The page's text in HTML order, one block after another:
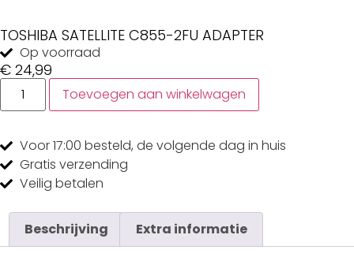
TOSHIBA SATELLITE C855-2FU ADAPTER
Op voorraad
€ 24,99
Toevoegen aan winkelwagen
Voor 17:00 besteld, de volgende dag in huis
Gratis verzending
Veilig betalen
Beschrijving Extra informatie